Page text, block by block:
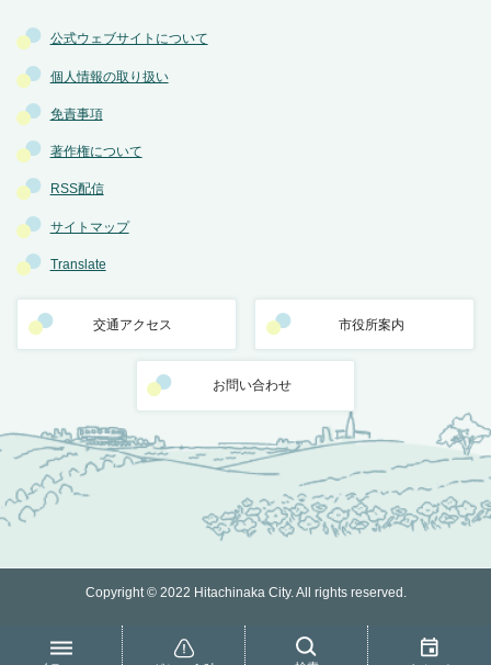
公式ウェブサイトについて
個人情報の取り扱い
免責事項
著作権について
RSS配信
サイトマップ
Translate
交通アクセス 市役所案内
お問い合わせ
Copyright © 2022 Hitachinaka City. All rights reserved.